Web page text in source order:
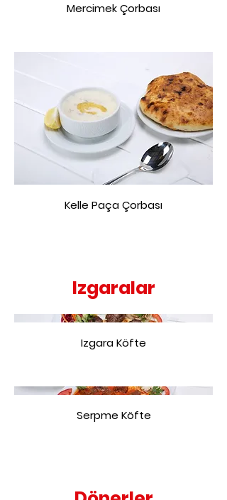
Mercimek Çorbası
Kelle Paça Çorbası
Izgaralar
Izgara Köfte
Serpme Köfte